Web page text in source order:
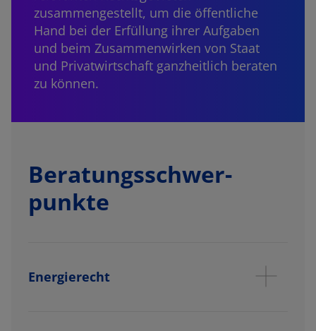
zusammengestellt, um die öffentliche
Hand bei der Erfüllung ihrer Aufgaben
und beim Zusammenwirken von Staat
und Privatwirtschaft ganzheitlich beraten
zu können.
Beratungs­schwer­
punkte
Energierecht